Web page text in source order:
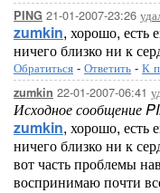
PING 21-01-2007-23:26
zumkin, хорошо, есть
ничего близко ни к
Обратиться - Ответить - К
zumkin 22-01-2007-06:41
Исходное сообщение
zumkin, хорошо, есть
ничего близко ни к
вот часть проблемы
воспринимаю почти